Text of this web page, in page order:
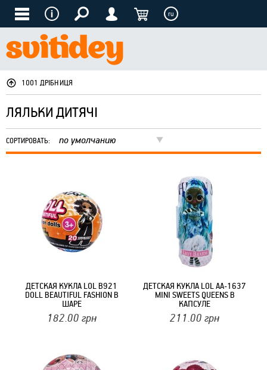
ru
1001 ДРІБНИЦЯ
ЛЯЛЬКИ ДИТЯЧІ
СОРТИРОВАТЬ: по умолчанию
ДЕТСКАЯ КУКЛА LOL B921
DOLL BEAUTIFUL FASHION В
ШАРЕ
182.00 грн
ДЕТСКАЯ КУКЛА LOL AA-1637
MINI SWEETS QUEENS В
КАПСУЛЕ
211.00 грн